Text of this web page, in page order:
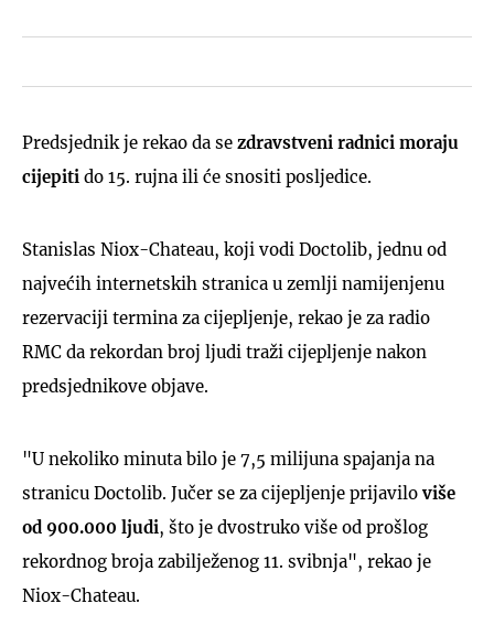
Predsjednik je rekao da se zdravstveni radnici moraju
cijepiti do 15. rujna ili će snositi posljedice.
Stanislas Niox-Chateau, koji vodi Doctolib, jednu od
najvećih internetskih stranica u zemlji namijenjenu
rezervaciji termina za cijepljenje, rekao je za radio
RMC da rekordan broj ljudi traži cijepljenje nakon
predsjednikove objave.
"U nekoliko minuta bilo je 7,5 milijuna spajanja na
stranicu Doctolib. Jučer se za cijepljenje prijaviloviše
od 900.000 ljudi, što je dvostruko više od prošlog
rekordnog broja zabilježenog 11. svibnja", rekao je
Niox-Chateau.